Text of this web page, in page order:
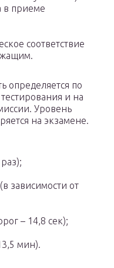
в приеме
соответствие
определяется по
и на
Уровень
на экзамене.
зависимости от
– 14,8 сек);
мин).